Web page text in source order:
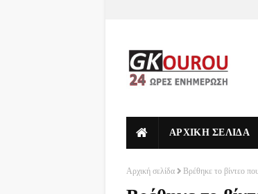
ΑΡΧΙΚΗ ΣΕΛΙΔΑ
Αρχική σελίδα Βρέθηκε το βίντεο